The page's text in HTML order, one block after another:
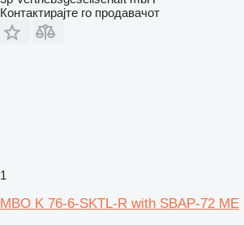
Контактирајте го продавачот
1
MBO K 76-6-SKTL-R with SBAP-72 ME